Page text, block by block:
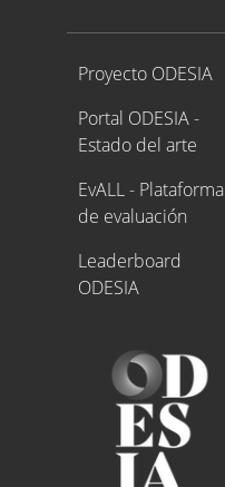
Proyecto ODESIA
Proyecto ODESIA
Portal ODESIA -
Estado del arte
EvALL - Plataforma
de evaluación
Leaderboard
ODESIA